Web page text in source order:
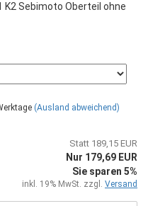
K2 Sebimoto Oberteil ohne
(Ausland abweichend)
Statt 189,15 EUR
Nur 179,69 EUR
Sie sparen 5%
inkl. 19% MwSt. zzgl. Versand